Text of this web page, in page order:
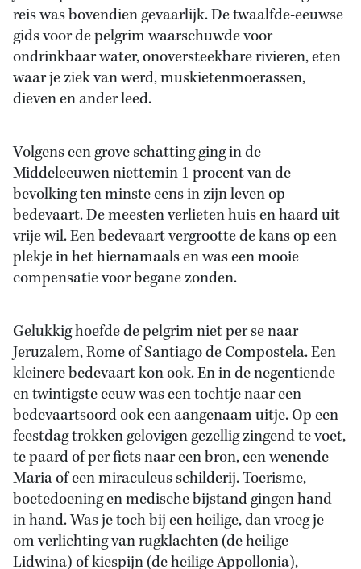
reis was bovendien gevaarlijk. De twaalfde-eeuwse
gids voor de pelgrim waarschuwde voor
ondrinkbaar water, onoversteekbare rivieren, eten
waar je ziek van werd, muskietenmoerassen,
dieven en ander leed.
Volgens een grove schatting ging in de
Middeleeuwen niettemin 1 procent van de
bevolking ten minste eens in zijn leven op
bedevaart. De meesten verlieten huis en haard uit
vrije wil. Een bedevaart vergrootte de kans op een
plekje in het hiernamaals en was een mooie
compensatie voor begane zonden.
Gelukkig hoefde de pelgrim niet per se naar
Jeruzalem, Rome of Santiago de Compostela. Een
kleinere bedevaart kon ook. En in de negentiende
en twintigste eeuw was een tochtje naar een
bedevaartsoord ook een aangenaam uitje. Op een
feestdag trokken gelovigen gezellig zingend te voet,
te paard of per fiets naar een bron, een wenende
Maria of een miraculeus schilderij. Toerisme,
boetedoening en medische bijstand gingen hand
in hand. Was je toch bij een heilige, dan vroeg je
om verlichting van rugklachten (de heilige
Lidwina) of kiespijn (de heilige Appollonia),